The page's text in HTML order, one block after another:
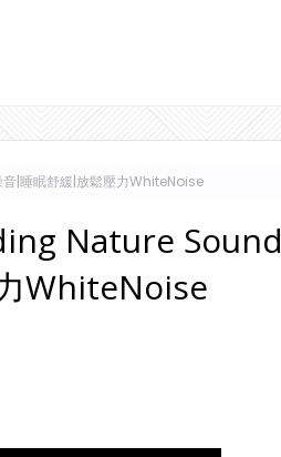
睡眠舒緩|放鬆壓力WhiteNoise
Nature Sound
WhiteNoise